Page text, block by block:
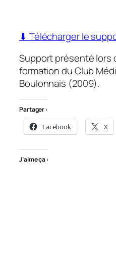
⬇ Télécharger le
Support présenté lors
formation du Club
Boulonnais (2009).
Partager :
Facebook X
J’aime ça :